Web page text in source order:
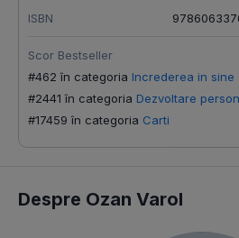
ISBN
Scor Bestseller
#462 în categoria Increderea in sine
#2441 în categoria Dezvoltare
#17459 în categoria Carti
Despre Ozan Varol